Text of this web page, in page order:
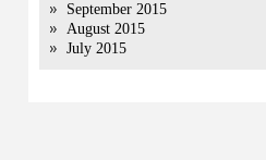
September 2015
August 2015
July 2015